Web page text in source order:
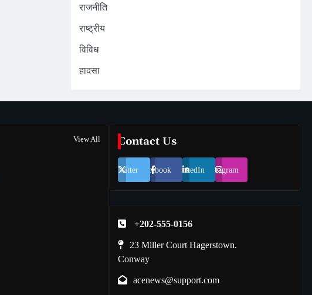
राजनीति
राष्ट्रीय
विविध
हादसा
View All Contact Us
Twitter Facebook LinkedIn Instagram
+202-555-0156
23 Miller Court Hagerstown.
Conway
acenews@support.com